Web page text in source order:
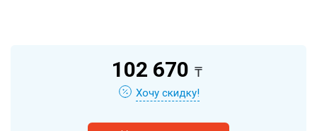
102 670 ₸
Хочу скидку!